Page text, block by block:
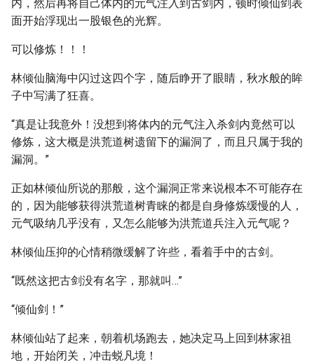
内，然后再将自己体内的元气注入到古剑内，顿时倾仙剑表
面开始浮现出一股银色的光辉。
可以修炼！！！
林倾仙脑海中闪过这四个字，随后睁开了眼睛，秋水般的眸
子中写满了狂喜。
“真是让我意外！没想到将体内的元气注入杀剑内竟然可以
修炼，这大概是洪荒道树遗留下的漏洞了，而且只属于我的
漏洞。”
正如林倾仙所说的那般，这个漏洞正常来说根本不可能存在
的，因为能够获得洪荒道树青睐的都是自身修炼缓慢的人，
元气吸纳几乎没有，又怎么能够为洪荒道兵注入元气呢？
林倾仙压抑的心情稍微缓解了许些，看着手中的古剑。
“既然这把古剑没有名字，那就叫…”
“倾仙剑！”
林倾仙站了起来，朝着机场跑去，她决定马上回到林家祖
地，开始闭关，冲击蜕凡境！